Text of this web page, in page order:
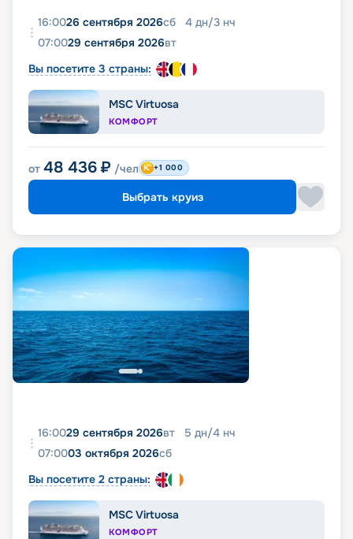
16:0026 сентября 2026сб 4 дн/3 нч
07:0029 сентября 2026вт
Вы посетите 3 страны:
MSC Virtuosa
КОМФОРТ
от 48 436 ₽ /чел +1 000
Выбрать круиз
16:0029 сентября 2026вт 5 дн/4 нч
07:0003 октября 2026сб
Вы посетите 2 страны:
MSC Virtuosa
КОМФОРТ